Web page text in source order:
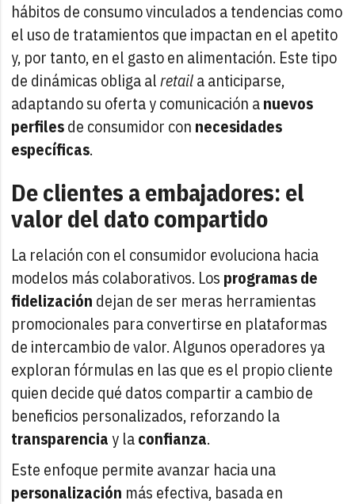
hábitos de consumo vinculados a tendencias como
el uso de tratamientos que impactan en el apetito
y, por tanto, en el gasto en alimentación. Este tipo
de dinámicas obliga alretaila anticiparse,
adaptando su oferta y comunicación anuevos
perfilesde consumidor con necesidades
específicas.
De clientes a embajadores: el
valor del dato compartido
La relación con el consumidor evoluciona hacia
modelos más colaborativos. Los programas de
fidelización dejan de ser meras herramientas
promocionales para convertirse en plataformas
de intercambio de valor. Algunos operadores ya
exploran fórmulas en las que es el propio cliente
quien decide qué datos compartir a cambio de
beneficios personalizados, reforzando la
transparenciay laconfianza.
Este enfoque permite avanzar hacia una
personalización más efectiva, basada en